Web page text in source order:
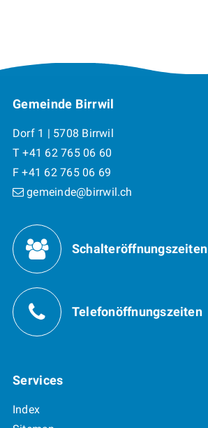
Footer
Gemeinde Birrwil
Dorf 1 | 5708 Birrwil
T +41 62 765 06 60
F +41 62 765 06 69
gemeinde@birrwil.ch
Öffnungszeiten
Schalteröffnungszeiten
Telefonöffnungszeiten
Services
Index